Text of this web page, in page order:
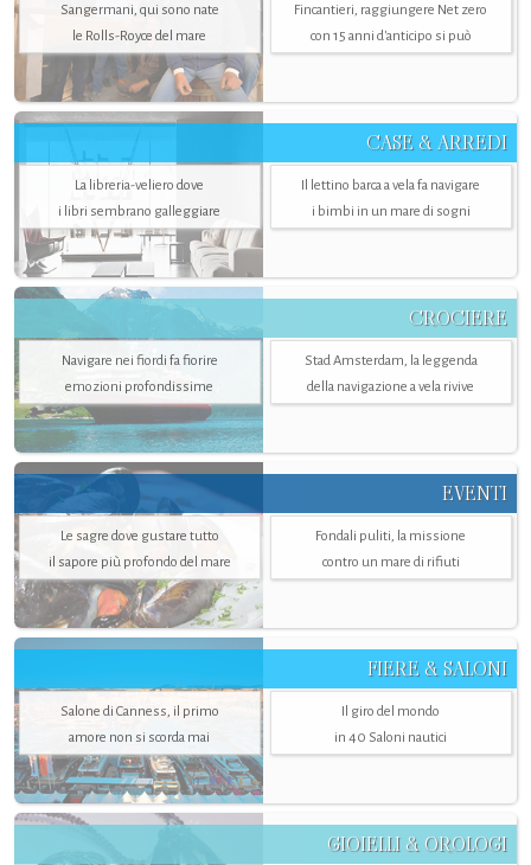
Sangermani, qui sono nate
le Rolls-Royce del mare
Fincantieri, raggiungere Net zero
con 15 anni d'anticipo si può
CASE & ARREDI
La libreria-veliero dove
i libri sembrano galleggiare
Il lettino barca a vela fa navigare
i bimbi in un mare di sogni
CROCIERE
Navigare nei fiordi fa fiorire
emozioni profondissime
Stad Amsterdam, la leggenda
della navigazione a vela rivive
EVENTI
Le sagre dove gustare tutto
il sapore più profondo del mare
Fondali puliti, la missione
contro un mare di rifiuti
FIERE & SALONI
Salone di Canness, il primo
amore non si scorda mai
Il giro del mondo
in 40 Saloni nautici
GIOIELLI & OROLOGI